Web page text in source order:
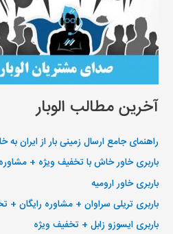
آخرین مطالب الوبار
راهنمای جامع ارسال زمینی بار از ایران به
باربری خاور خاش با تخفیف ویژه +
باربری خاور ارومیه
باربری تریلی سراوان + مشاوره رایگان +
باربری ایسوزو زابل + تخفیف ویژه